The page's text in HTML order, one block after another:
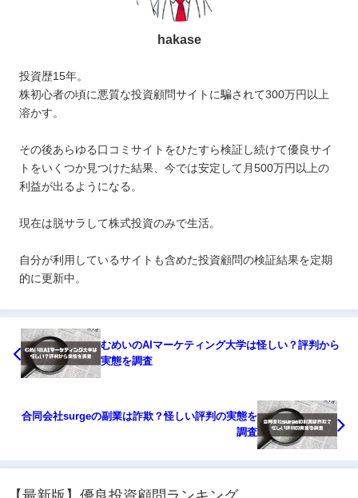
hakase
投資歴15年。
株初心者の頃に悪質な投資顧問サイトに騙されて300万円以上
溶かす。
その後あらゆる口コミサイトをひたすら検証し続けて優良サイ
トをいくつか見つけた結果、今では安定して月500万円以上の
利益が出るようになる。
現在は脱サラして株式投資のみで生活。
自分が利用しているサイトも含めた投資顧問の検証結果を定期
的に更新中。
むめいのAIマーケティング大学は怪しい？評判から
実態を調査
合同会社surgeの副業は詐欺？怪しい評判の実態を
調査